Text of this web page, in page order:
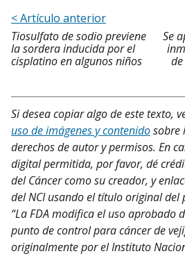
< Artículo anterior
Tiosulfato de sodio previene
la sordera inducida por el
cisplatino en algunos niños
Se
Si desea copiar algo de este texto,
uso de imágenes y contenidosobre
derechos de autor y permisos. En
digital permitida, por favor, dé
del Cáncer como su creador, y
del NCI usando el título original
“La FDA modifica el uso aprobado
punto de control para cáncer de
originalmente por el Instituto